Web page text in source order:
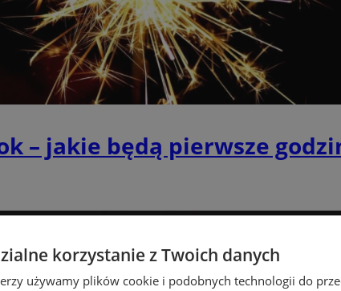
– jakie będą pierwsze
korzystanie z Twoich danych
używamy plików cookie i podobnych technologii do